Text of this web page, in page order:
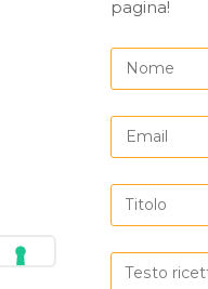
pagina!